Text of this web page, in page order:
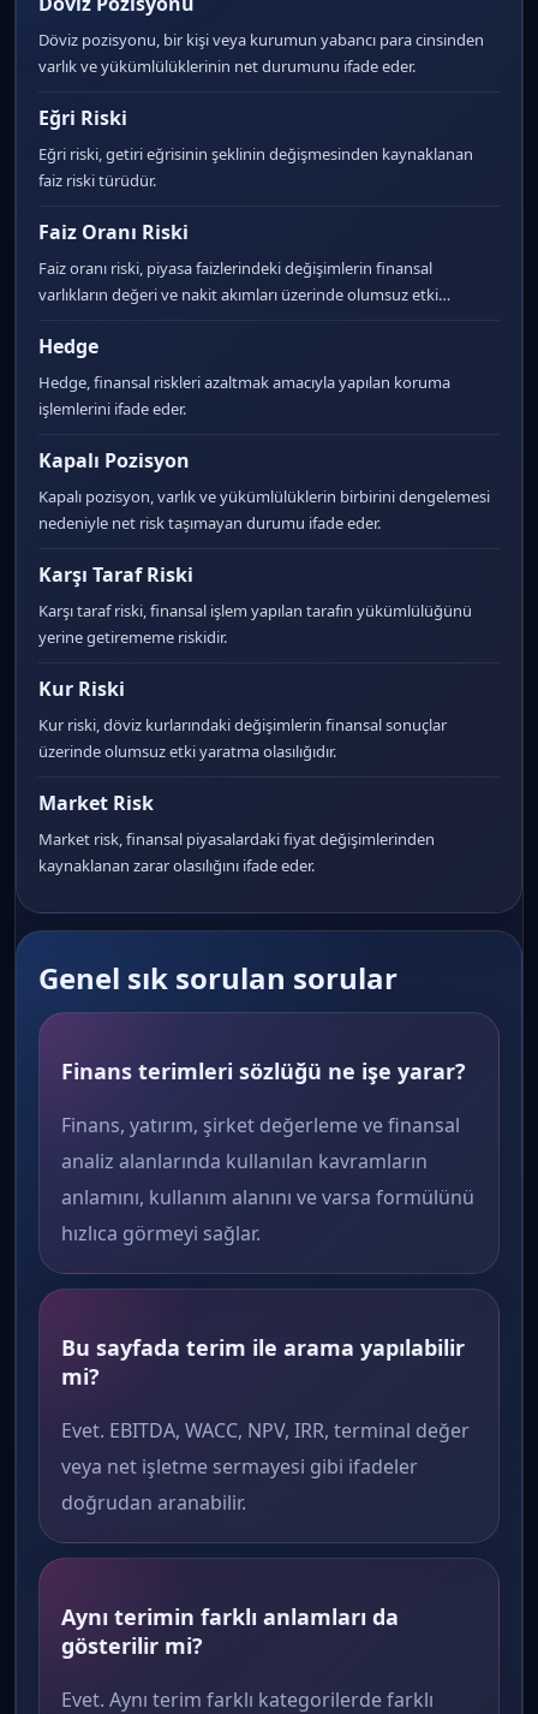
Döviz pozisyonu, bir kişi veya kurumun yabancı para cinsinden
varlık ve yükümlülüklerinin net durumunu ifade eder.
Eğri Riski
Eğri riski, getiri eğrisinin şeklinin değişmesinden kaynaklanan
faiz riski türüdür.
Faiz Oranı Riski
Faiz oranı riski, piyasa faizlerindeki değişimlerin finansal
varlıkların değeri ve nakit akımları üzerinde olumsuz etki…
Hedge
Hedge, finansal riskleri azaltmak amacıyla yapılan koruma
işlemlerini ifade eder.
Kapalı Pozisyon
Kapalı pozisyon, varlık ve yükümlülüklerin birbirini dengelemesi
nedeniyle net risk taşımayan durumu ifade eder.
Karşı Taraf Riski
Karşı taraf riski, finansal işlem yapılan tarafın yükümlülüğünü
yerine getirememe riskidir.
Kur Riski
Kur riski, döviz kurlarındaki değişimlerin finansal sonuçlar
üzerinde olumsuz etki yaratma olasılığıdır.
Market Risk
Market risk, finansal piyasalardaki fiyat değişimlerinden
kaynaklanan zarar olasılığını ifade eder.
Genel sık sorulan sorular
Finans terimleri sözlüğü ne işe yarar?
Finans, yatırım, şirket değerleme ve finansal
analiz alanlarında kullanılan kavramların
anlamını, kullanım alanını ve varsa formülünü
hızlıca görmeyi sağlar.
Bu sayfada terim ile arama yapılabilir
mi?
Evet. EBITDA, WACC, NPV, IRR, terminal değer
veya net işletme sermayesi gibi ifadeler
doğrudan aranabilir.
Aynı terimin farklı anlamları da
gösterilir mi?
Evet. Aynı terim farklı kategorilerde farklı